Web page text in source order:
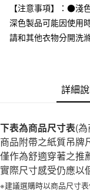
每筆NT$65，滿
付款後全家取貨
每筆NT$65，滿
每筆NT$65，滿
付款後7-11取貨
宅配
每筆NT$150，滿
無印良品門市自取
【注意事項】：●淺
深色製品可能因使用
請和其他衣物分開洗
詳細
下表為商品尺寸表(
商品附帶之紙質吊牌
僅作為舒適穿著之推
實際尺寸感受仍應以
※建議選購時以商品尺寸